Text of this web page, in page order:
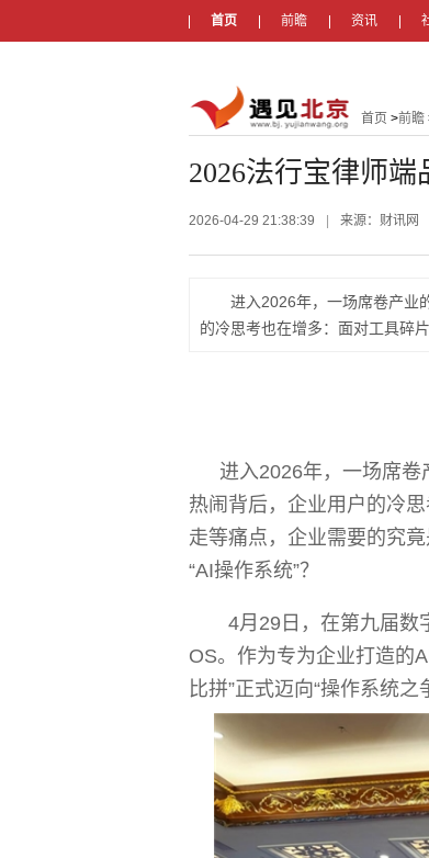
首页 前瞻 资讯
首页 >前瞻
2026法行宝律师
2026-04-29 21:38:39 来源：财讯网
进入2026年，一场席卷产业
的冷思考也在增多：面对工具碎
进入2026年，一场席卷
热闹背后，企业用户的冷
走等痛点，企业需要的究
“AI操作系统”？
4月29日，在第九届数
OS。作为专为企业打造的
比拼”正式迈向“操作系统之